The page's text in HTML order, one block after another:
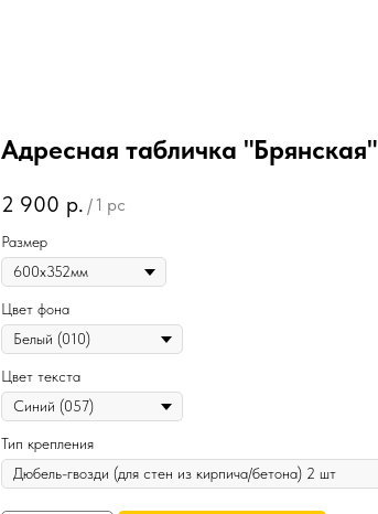
Адресная табличка "Брянская"
2 900 р. / 1 pc
Размер
Цвет фона
Цвет текста
Тип крепления